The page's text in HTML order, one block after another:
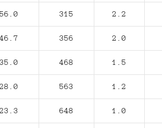
56.0 315 2.2
46.7 356 2.0
35.0 468 1.5
28.0 563 1.2
23.3 648 1.0